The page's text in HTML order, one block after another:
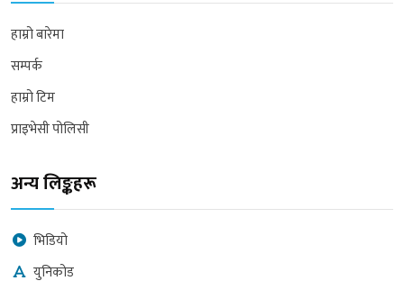
हाम्रो बारेमा
सम्पर्क
हाम्रो टिम
प्राइभेसी पोलिसी
अन्य लिङ्कहरू
भिडियो
युनिकोड